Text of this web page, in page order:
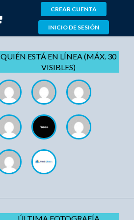
CREAR CUENTA
INICIO DE SESIÓN
QUIÉN ESTÁ EN LÍNEA (MÁX. 30
VISIBLES)